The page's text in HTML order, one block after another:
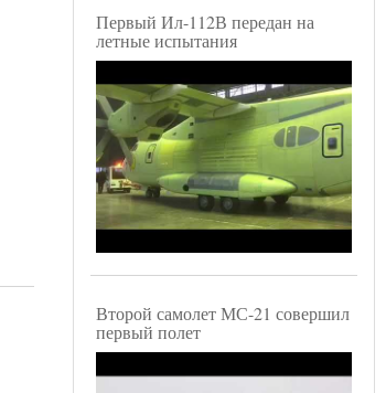
Первый Ил-112В передан на
летные испытания
Второй самолет МС-21 совершил
первый полет